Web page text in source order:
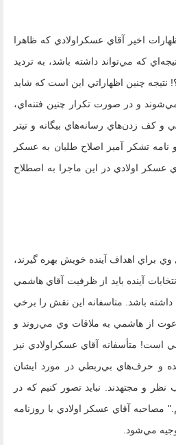
اخير آقاي عسکراولادي که ظاهرا
که مي‌تواند داشته باشد، به ترديد
واقعا آن‌چه در سال 88 اتفاق افتاد فتنه بود؟! نتيجه چنين اظهاراتي اين است که شايد
و در صورت تکرار چنين فتنه‌اي،
و کف زدن‌هاي رسانه‌هاي بيگانه و تيتر
نامه تشکر آميز اصلاح طلبان به عسکر
اولادي در اين ماجرا به اصطلاح
وي براي اهداف آينده خويش بهره گيرند،
آينده بايد از ظرفيت آقاي هاشمي
داشته باشد. متاسفانه اين نقش را برخي
از هاشمي به ملاقات وي مي‌روند و
است! متأسفانه آقاي عسکر‌اولادي نيز
و حرف‌هاي بي‌ربطي در مورد ايشان
و مجتهدند. نبايد تصور کنيم که در
آقاي عسکر اولادي با روزنامه
مي‌شود.